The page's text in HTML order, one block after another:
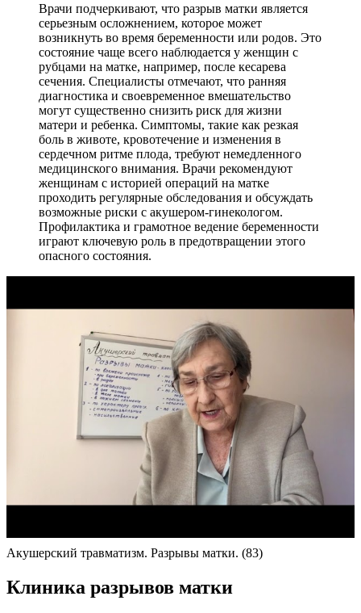
Врачи подчеркивают, что разрыв матки является
серьезным осложнением, которое может
возникнуть во время беременности или родов. Это
состояние чаще всего наблюдается у женщин с
рубцами на матке, например, после кесарева
сечения. Специалисты отмечают, что ранняя
диагностика и своевременное вмешательство
могут существенно снизить риск для жизни
матери и ребенка. Симптомы, такие как резкая
боль в животе, кровотечение и изменения в
сердечном ритме плода, требуют немедленного
медицинского внимания. Врачи рекомендуют
женщинам с историей операций на матке
проходить регулярные обследования и обсуждать
возможные риски с акушером-гинекологом.
Профилактика и грамотное ведение беременности
играют ключевую роль в предотвращении этого
опасного состояния.
Акушерский травматизм. Разрывы матки. (83)
Клиника разрывов матки